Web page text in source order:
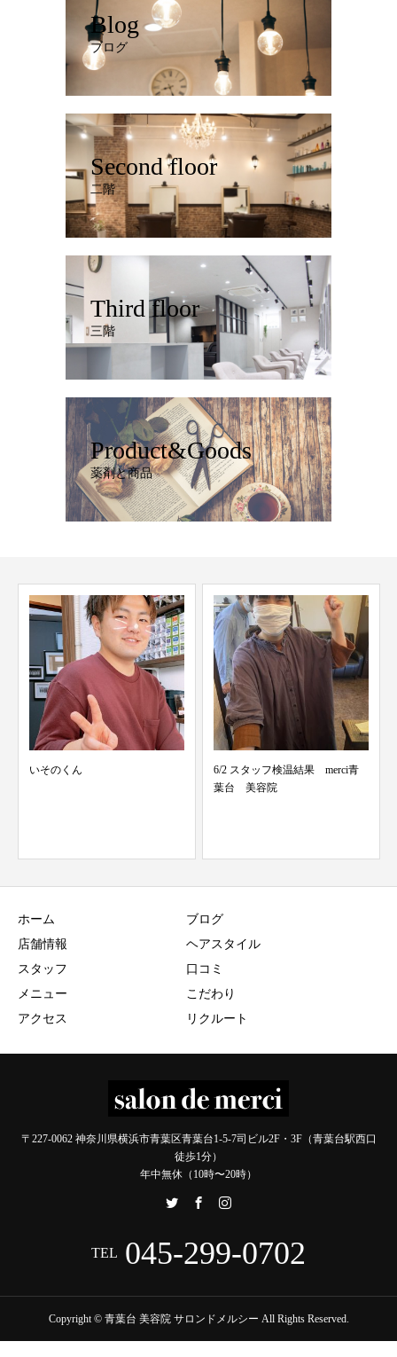
Blog
ブログ
Second floor
二階
Third floor
三階
Product&Goods
薬剤と商品
6/2 スタッフ検温結果 merci青
ミーハー
ホーム
店舗情報
スタッフ
メニュー
アクセス
ブログ
ヘアスタイル
口コミ
こだわり
リクルート
〒227-0062 神奈川県横浜市青葉区青葉台1-5-7司ビル2F・3F（青葉台駅西口
徒歩1分）
年中無休（10時〜20時）
TEL 045-299-0702
Copyright © 青葉台 美容院 サロンドメルシー All Rights Reserved.